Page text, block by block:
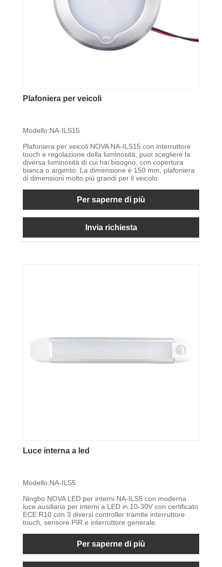
Plafoniera per veicoli
Modello:NA-ILS15
Plafoniera per veicoli NOVA NA-ILS15 con interruttore
touch e regolazione della luminosità, puoi scegliere la
diversa luminosità di cui hai bisogno, con copertura
bianca o argento. La dimensione è 150 mm, plafoniera
di dimensioni molto più grandi per il veicolo.
Per saperne di più
Invia richiesta
Luce interna a led
Modello:NA-ILS5
Ningbo NOVA LED per interni NA-ILS5 con moderna
luce ausiliaria per interni a LED in 10-30V con certificato
ECE R10 con 3 diversi controller tramite interruttore
touch, sensore PIR e interruttore generale.
Per saperne di più